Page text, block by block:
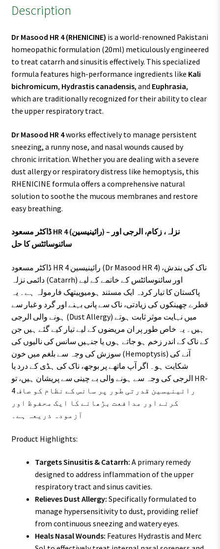
Description
Dr Masood HR 4 (RHENICINE) is a world-renowned Pakistani
homeopathic formulation (20ml) meticulously engineered
to treat catarrh and sinusitis effectively. This specialized
formula features high-performance ingredients like Kali
bichromicum, Hydrastis canadensis, and Euphrasia,
which are traditionally recognized for their ability to clear
the upper respiratory tract.
Dr Masood HR 4works effectively to manage persistent
sneezing, a runny nose, and nasal wounds caused by
chronic irritation. Whether you are dealing with a severe
dust allergy or respiratory distress like hemoptysis, this
RHENICINE formula offers a comprehensive natural
solution to soothe the mucous membranes and restore
easy breathing.
ڈاکٹر مسعود HR 4 (رائینیسین) – نزلہ، زکام، الرجی اور
سائنوسائٹس کا حل
ڈاکٹر مسعود HR 4 رائینیسین (Dr Masood HR 4) ناک کی بندش،
دائمی نزلہ (Catarrh) اور سائنوسائٹس کے خاتمے کے لیے
پاکستان کا تیار کردہ ایک مستند ہومیوپیتھک فارمولہ ہے۔ یہ
قطرے چھینکوں کی زیادتی، ناک سے پانی بہنے اور گرد و غبار سے
ہونے والی الرجی (Dust Allergy) میں نہایت موثر ثابت ہوتے
ہیں۔ یہ خاص طور پر ان مریضوں کے لیے تیار کیے گئے ہیں جن
کے ناک کے اندر زخم ہو جاتے ہوں یا جنہیں سانس کی نالیوں کی
سوزش کی وجہ سے بلغم میں خون (Hemoptysis) آنے کی
شکایت ہو۔ اگر آپ ماتھے پر بوجھ، ناک کی ہڈی کے درد یا
الرجی کی وجہ سے ہونے والی بے چینی سے پریشان ہیں، تو HR-
4 رائینیسین قدرتی طور پر سانس کے نظام کو صاف
کرنے اور مدافعت بڑھانے کا ایک محفوظ اور
آزمودہ ذریعہ ہے۔
Product Highlights:
Targets Sinusitis & Catarrh: A primary remedy
designed to address inflammation of the upper
respiratory tract and sinus cavities.
Relieves Dust Allergy: Specifically formulated to
manage hypersensitivity to dust, providing relief
from continuous sneezing and watery eyes.
Heals Nasal Wounds: Features Hydrastis and Merc